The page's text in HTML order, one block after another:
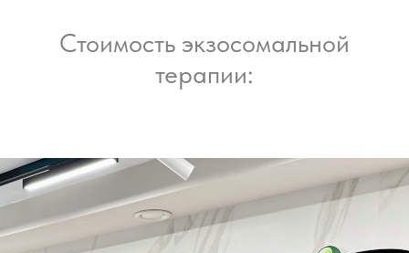
Стоимость экзосомальной
терапии: